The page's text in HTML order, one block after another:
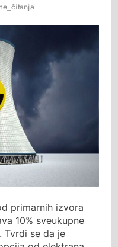
primarnih izvora
10% sveukupne
Tvrdi se da je